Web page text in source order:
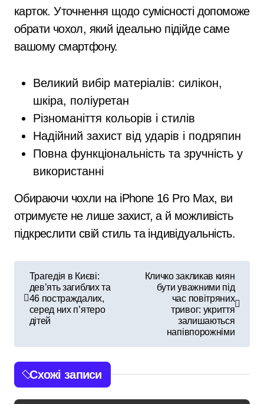
карток. Уточнення щодо сумісності допоможе
обрати чохол, який ідеально підійде саме
вашому смартфону.
Великий вибір матеріалів: силікон,
шкіра, поліуретан
Різноманіття кольорів і стилів
Надійний захист від ударів і подряпин
Повна функціональність та зручність у
використанні
Обираючи чохли на iPhone 16 Pro Max, ви
отримуєте не лише захист, а й можливість
підкреслити свій стиль та індивідуальність.
і
г
а
Трагедія в Києві:
дев’ять загиблих та
46 постраждалих,
серед них п’ятеро
дітей
Кличко закликав киян
бути уважними під
час повітряних
тривог: укриття
залишаються
напівпорожніми
Схожі записи